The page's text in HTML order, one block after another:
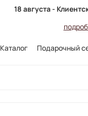
18 августа -
Каталог Подарочный